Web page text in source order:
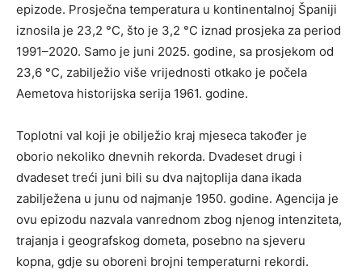
epizode. Prosječna temperatura u kontinentalnoj Španiji
iznosila je 23,2 °C, što je 3,2 °C iznad prosjeka za period
1991–2020. Samo je juni 2025. godine, sa prosjekom od
23,6 °C, zabilježio više vrijednosti otkako je počela
Aemetova historijska serija 1961. godine.
Toplotni val koji je obilježio kraj mjeseca također je
oborio nekoliko dnevnih rekorda. Dvadeset drugi i
dvadeset treći juni bili su dva najtoplija dana ikada
zabilježena u junu od najmanje 1950. godine. Agencija je
ovu epizodu nazvala vanrednom zbog njenog intenziteta,
trajanja i geografskog dometa, posebno na sjeveru
kopna, gdje su oboreni brojni temperaturni rekordi.